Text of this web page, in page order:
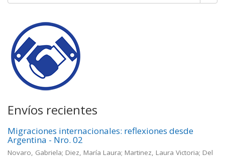
Envíos recientes
Migraciones internacionales: reflexiones desde
Argentina - Nro. 02
Novaro, Gabriela; Diez, María Laura; Martinez, Laura Victoria; Del